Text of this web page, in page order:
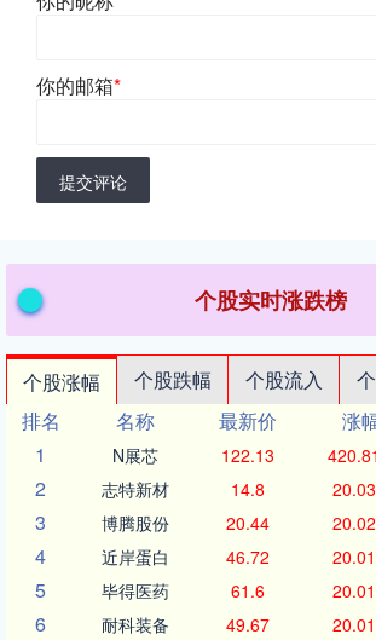
你的邮箱*
提交评论
个股实时涨跌榜
个股涨幅 个股跌幅 个股流入
排名
名称 最新价 涨
1
N展芯 122.13
2 志特新材 14.8
3 博腾股份 20.44
4 近岸蛋白 46.72
5 毕得医药 61.6
6 耐科装备 49.67